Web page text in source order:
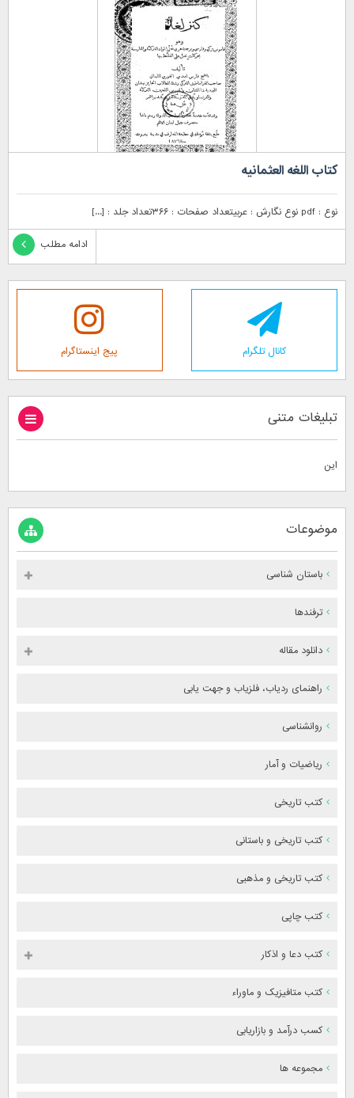
کتاب اللغه العثمانیه
نوع : pdf نوع نگارش : عربیتعداد صفحات : ۳۶۶تعداد جلد : [...]
ادامه مطلب
کانال تلگرام پیج اینستاگرام
تبلیغات متنی
این
موضوعات
باستان شناسی
ترفندها
دانلود مقاله
راهنمای ردیاب، فلزیاب و جهت یابی
روانشناسی
ریاضیات و آمار
کتب تاریخی
کتب تاریخی و باستانی
کتب تاریخی و مذهبی
کتب چاپی
کتب دعا و اذکار
کتب متافیزیک و ماوراء
کسب درآمد و بازاریابی
مجموعه ها